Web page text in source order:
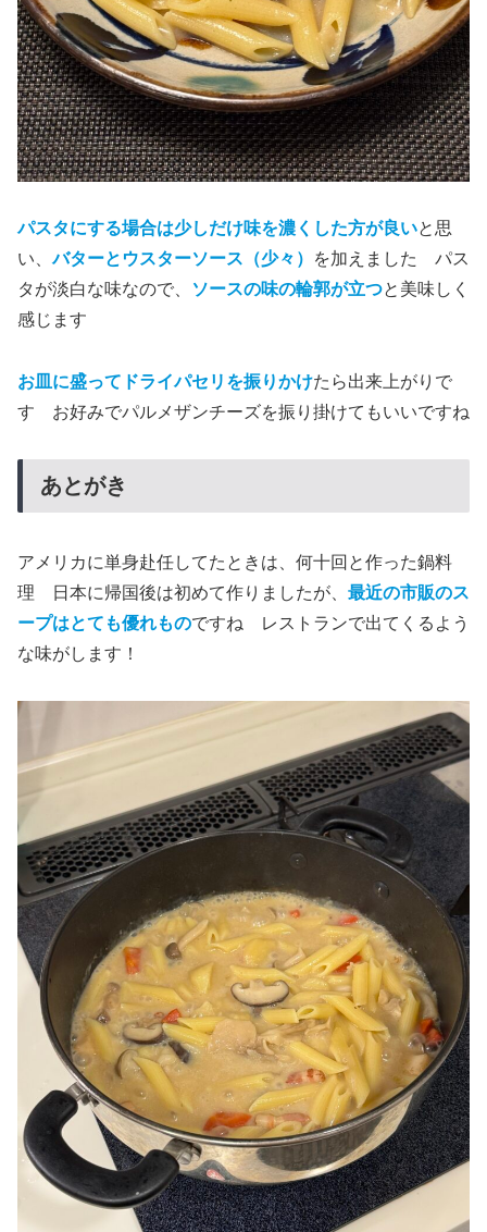
パスタにする場合は少しだけ味を濃くした方が良いと思
い、バターとウスターソース（少々）
を加えました パス
タが淡白な味なので、
ソースの味の輪郭が立つと美味しく
感じます
お皿に盛ってドライパセリを振りかけたら出来上がりで
す お好みでパルメザンチーズを振り掛けてもいいですね
あとがき
アメリカに単身赴任してたときは、何十回と作った鍋料
理 日本に帰国後は初めて作りましたが、 最近の市販のス
ープはとても優れものですね レストランで出てくるよう
な味がします！